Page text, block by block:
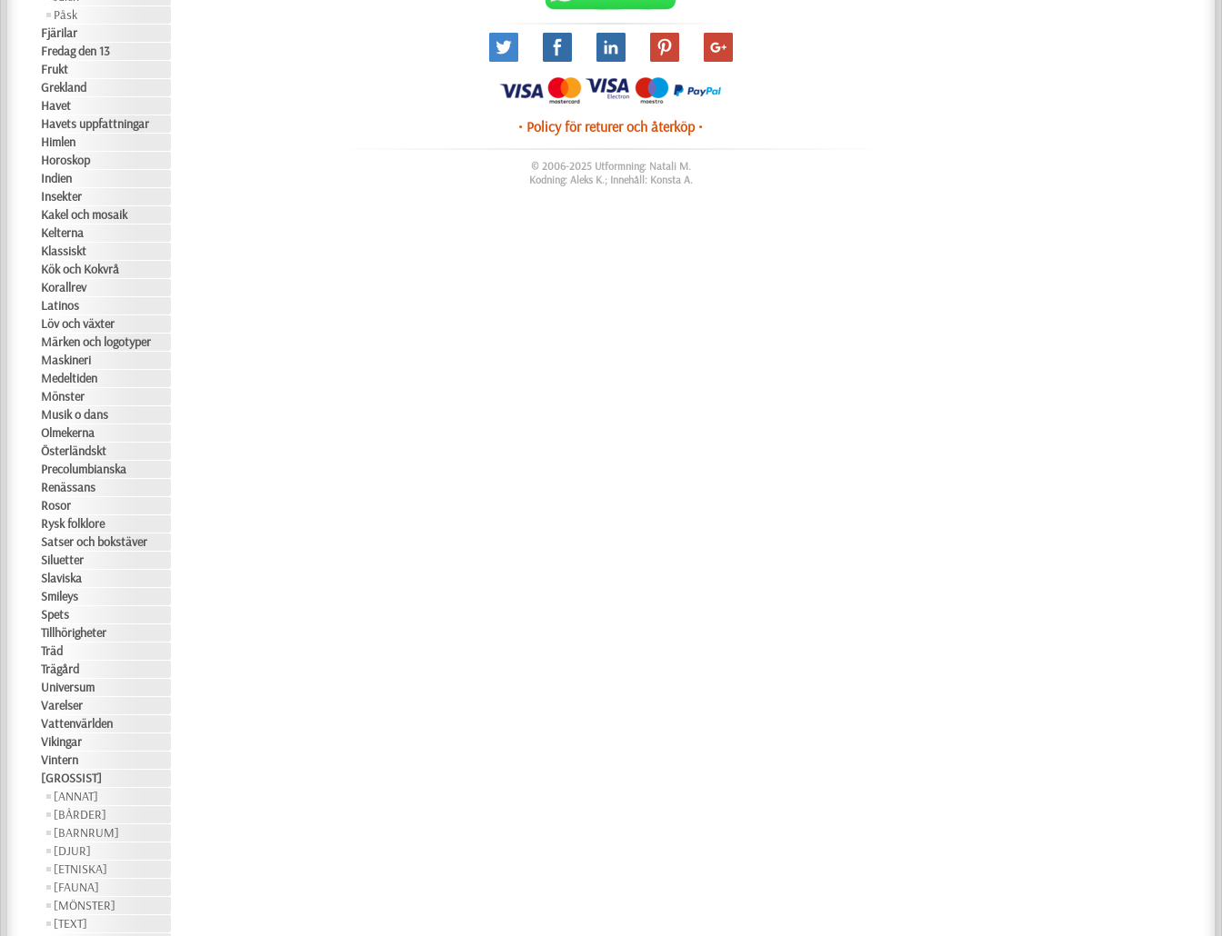
Påsk
Fjärilar
Fredag den 13
Frukt
Grekland
Havet
Havets uppfattningar
Himlen
Horoskop
Indien
Insekter
Kakel och mosaik
Kelterna
Klassiskt
Kök och Kokvrå
Korallrev
Latinos
Löv och växter
Märken och logotyper
Maskineri
Medeltiden
Mönster
Musik o dans
Olmekerna
Österländskt
Precolumbianska
Renässans
Rosor
Rysk folklore
Satser och bokstäver
Siluetter
Slaviska
Smileys
Spets
Tillhörigheter
Träd
Trägård
Universum
Varelser
Vattenvärlden
Vikingar
Vintern
[GROSSIST]
[ANNAT]
[BÅRDER]
[BARNRUM]
[DJUR]
[ETNISKA]
[FAUNA]
[MÖNSTER]
[TEXT]
• Policy för returer och återköp •
© 2006-2025 Utformning: Natali M.
Kodning: Aleks K.; Innehåll: Konsta A.